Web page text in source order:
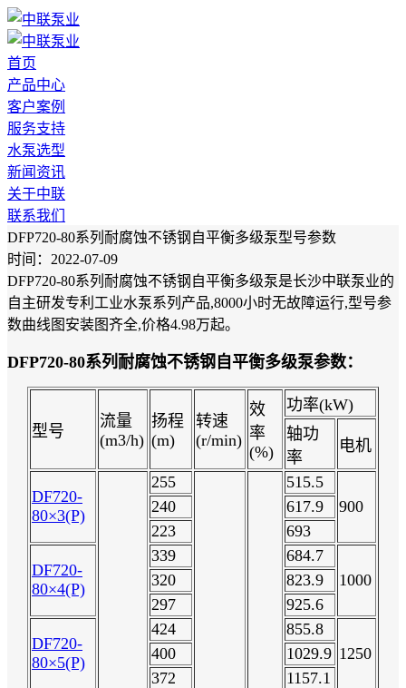
首页
产品中心
客户案例
服务支持
水泵选型
新闻资讯
关于中联
联系我们
DFP720-80系列耐腐蚀不锈钢自平衡多级泵型号参数
时间：2022-07-09
DFP720-80系列耐腐蚀不锈钢自平衡多级泵是长沙中联泵业的
自主研发专利工业水泵系列产品,8000小时无故障运行,型号参
数曲线图安装图齐全,价格4.98万起。
DFP720-80系列耐腐蚀不锈钢自平衡多级泵参数：
型号
流量
(m3/h)
扬程
(m)
转速
(r/min)
效
率
(%)
功率(kW)
轴功
率
电机
DF720-
80×3(P)
255
515.5
900
240
617.9
223
693
DF720-
80×4(P)
339
684.7
1000
320
823.9
297
925.6
DF720-
80×5(P)
424
855.8
1250
400
1029.9
372
1157.1